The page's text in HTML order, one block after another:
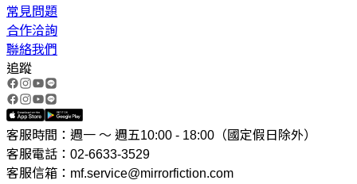
常見問題
合作洽詢
聯絡我們
追蹤
客服時間：週一 ～ 週五10:00 - 18:00（國定假日除外）
客服電話：02-6633-3529
客服信箱：mf.service@mirrorfiction.com